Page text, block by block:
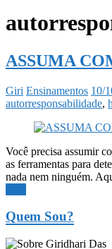
ASSUMA
Giri Ensinamentos 10/
autorresponsabilidade,
Você precisa assumir
as ferramentas para
nada nem ninguém.
Quem Sou?